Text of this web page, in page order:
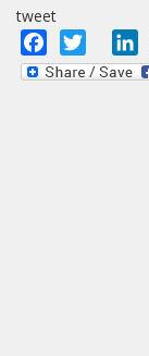
tweet
Facebook
Twitter